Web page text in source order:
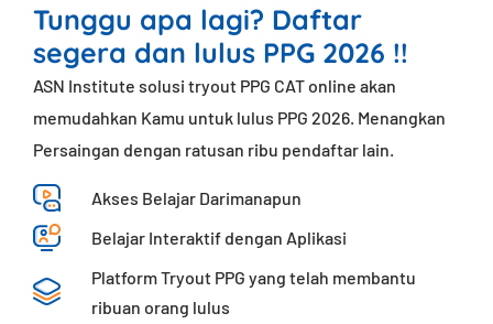
Tunggu apa lagi? Daftar
segera dan lulus PPG 2026 !!
ASN Institute solusi tryout PPG CAT online akan
memudahkan Kamu untuk lulus PPG 2026. Menangkan
Persaingan dengan ratusan ribu pendaftar lain.
Akses Belajar Darimanapun
Belajar Interaktif​ dengan Aplikasi
Platform Tryout PPG yang telah membantu
ribuan orang lulus